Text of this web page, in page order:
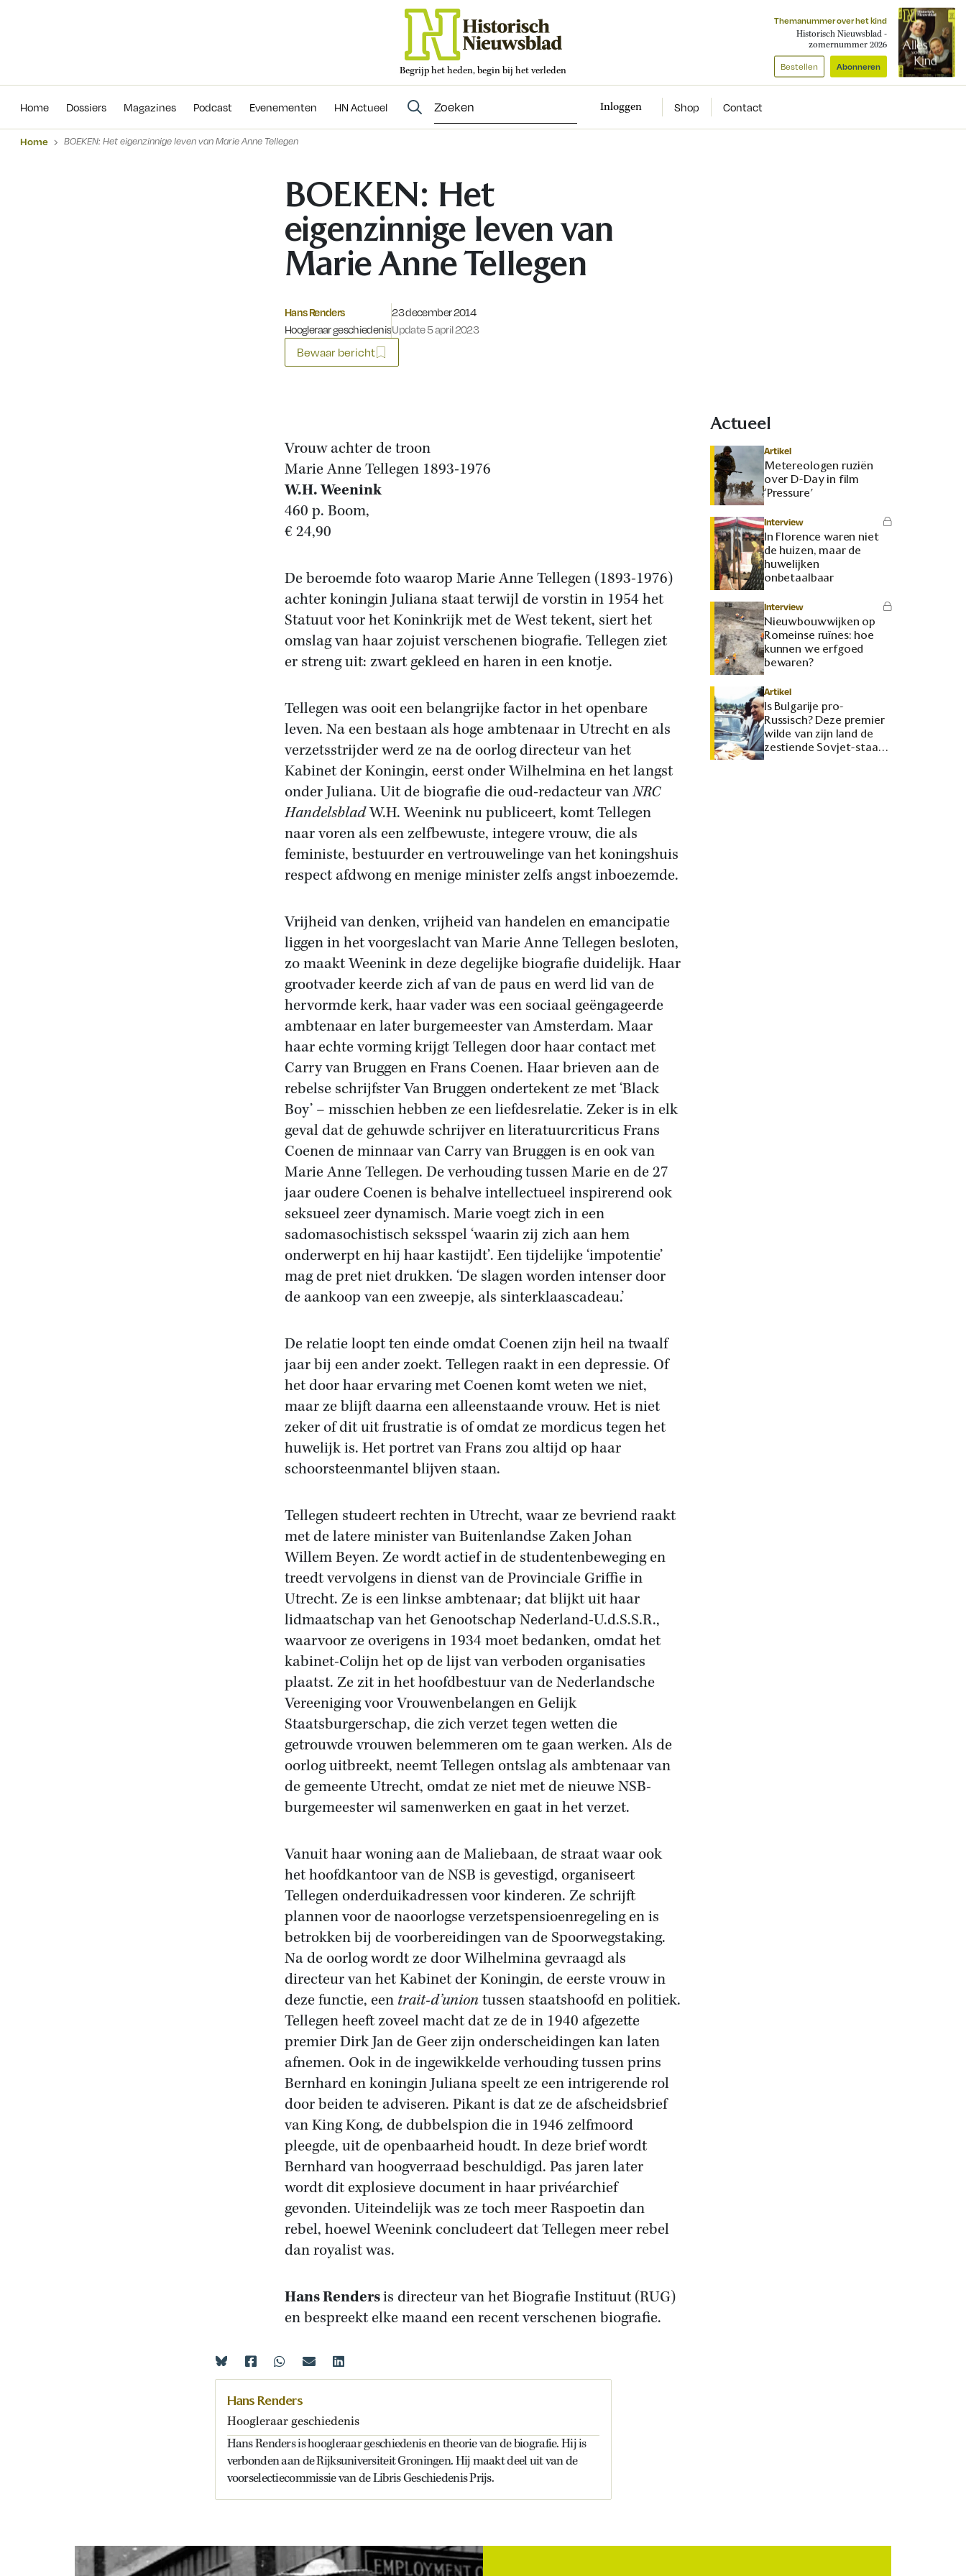
Begrijp het heden, begin bij het verleden
Themanummer over het kind
Historisch Nieuwsblad -
zomernummer 2026
Bestellen Abonneren
Home Dossiers Magazines Podcast Evenementen HN Actueel Inloggen Shop Contact
Evenementen
Home BOEKEN: Het eigenzinnige leven van Marie Anne Tellegen
BOEKEN: Het
eigenzinnige leven van
Marie Anne Tellegen
Hans Renders
Hoogleraar geschiedenis
Gepubliceerd op:
23 december 2014
Update 5 april 2023
Bewaar bericht
Vrouw achter de troon
Marie Anne Tellegen 1893-1976
W.H. Weenink
460 p. Boom,
€ 24,90
De beroemde foto waarop Marie Anne Tellegen (1893-1976)
achter koningin Juliana staat terwijl de vorstin in 1954 het
Statuut voor het Koninkrijk met de West tekent, siert het
omslag van haar zojuist verschenen biografie. Tellegen ziet
er streng uit: zwart gekleed en haren in een knotje.
Tellegen was ooit een belangrijke factor in het openbare
leven. Na een bestaan als hoge ambtenaar in Utrecht en als
verzetsstrijder werd ze na de oorlog directeur van het
Kabinet der Koningin, eerst onder Wilhelmina en het langst
onder Juliana. Uit de biografie die oud-redacteur vanNRC
HandelsbladW.H. Weenink nu publiceert, komt Tellegen
naar voren als een zelfbewuste, integere vrouw, die als
feministe, bestuurder en vertrouwelinge van het koningshuis
respect afdwong en menige minister zelfs angst inboezemde.
Vrijheid van denken, vrijheid van handelen en emancipatie
liggen in het voorgeslacht van Marie Anne Tellegen besloten,
zo maakt Weenink in deze degelijke biografie duidelijk. Haar
grootvader keerde zich af van de paus en werd lid van de
hervormde kerk, haar vader was een sociaal geëngageerde
ambtenaar en later burgemeester van Amsterdam. Maar
haar echte vorming krijgt Tellegen door haar contact met
Carry van Bruggen en Frans Coenen. Haar brieven aan de
rebelse schrijfster Van Bruggen ondertekent ze met ‘Black
Boy’ – misschien hebben ze een liefdesrelatie. Zeker is in elk
geval dat de gehuwde schrijver en literatuurcriticus Frans
Coenen de minnaar van Carry van Bruggen is en ook van
Marie Anne Tellegen. De verhouding tussen Marie en de 27
jaar oudere Coenen is behalve intellectueel inspirerend ook
seksueel zeer dynamisch. Marie voegt zich in een
sadomasochistisch seksspel ‘waarin zij zich aan hem
onderwerpt en hij haar kastijdt’. Een tijdelijke ‘impotentie’
mag de pret niet drukken. ‘De slagen worden intenser door
de aankoop van een zweepje, als sinterklaascadeau.’
De relatie loopt ten einde omdat Coenen zijn heil na twaalf
jaar bij een ander zoekt. Tellegen raakt in een depressie. Of
het door haar ervaring met Coenen komt weten we niet,
maar ze blijft daarna een alleenstaande vrouw. Het is niet
zeker of dit uit frustratie is of omdat ze mordicus tegen het
huwelijk is. Het portret van Frans zou altijd op haar
schoorsteenmantel blijven staan.
Tellegen studeert rechten in Utrecht, waar ze bevriend raakt
met de latere minister van Buitenlandse Zaken Johan
Willem Beyen. Ze wordt actief in de studentenbeweging en
treedt vervolgens in dienst van de Provinciale Griffie in
Utrecht. Ze is een linkse ambtenaar; dat blijkt uit haar
lidmaatschap van het Genootschap Nederland-U.d.S.S.R.,
waarvoor ze overigens in 1934 moet bedanken, omdat het
kabinet-Colijn het op de lijst van verboden organisaties
plaatst. Ze zit in het hoofdbestuur van de Nederlandsche
Vereeniging voor Vrouwenbelangen en Gelijk
Staatsburgerschap, die zich verzet tegen wetten die
getrouwde vrouwen belemmeren om te gaan werken. Als de
oorlog uitbreekt, neemt Tellegen ontslag als ambtenaar van
de gemeente Utrecht, omdat ze niet met de nieuwe NSB-
burgemeester wil samenwerken en gaat in het verzet.
Vanuit haar woning aan de Maliebaan, de straat waar ook
het hoofdkantoor van de NSB is gevestigd, organiseert
Tellegen onderduikadressen voor kinderen. Ze schrijft
plannen voor de naoorlogse verzetspensioenregeling en is
betrokken bij de voorbereidingen van de Spoorwegstaking.
Na de oorlog wordt ze door Wilhelmina gevraagd als
directeur van het Kabinet der Koningin, de eerste vrouw in
deze functie, een trait-d’uniontussen staatshoofd en politiek.
Tellegen heeft zoveel macht dat ze de in 1940 afgezette
premier Dirk Jan de Geer zijn onderscheidingen kan laten
afnemen. Ook in de ingewikkelde verhouding tussen prins
Bernhard en koningin Juliana speelt ze een intrigerende rol
door beiden te adviseren. Pikant is dat ze de afscheidsbrief
van King Kong, de dubbelspion die in 1946 zelfmoord
pleegde, uit de openbaarheid houdt. In deze brief wordt
Bernhard van hoogverraad beschuldigd. Pas jaren later
wordt dit explosieve document in haar privéarchief
gevonden. Uiteindelijk was ze toch meer Raspoetin dan
rebel, hoewel Weenink concludeert dat Tellegen meer rebel
dan royalist was.
Hans Rendersis directeur van het Biografie Instituut (RUG)
en bespreekt elke maand een recent verschenen biografie.
Actueel
Artikel
Metereologen ruziën
over D-Day in film
‘Pressure’
Interview
In Florence waren niet
de huizen, maar de
huwelijken
onbetaalbaar
Interview
Nieuwbouwwijken op
Romeinse ruïnes: hoe
kunnen we erfgoed
bewaren?
Artikel
Is Bulgarije pro-
Russisch? Deze premier
wilde van zijn land de
zestiende Sovjet-staat
maken
Hans Renders
Hoogleraar geschiedenis
Hans Renders is hoogleraar geschiedenis en theorie van de biografie. Hij is
verbonden aan de Rijksuniversiteit Groningen. Hij maakt deel uit van de
voorselectiecommissie van de Libris Geschiedenis Prijs.